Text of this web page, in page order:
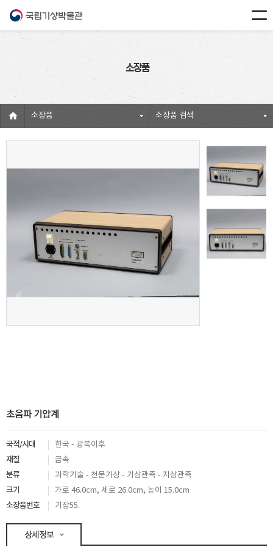
소장품
소장품 소장품 검색
초음파 기압계
국적/시대 한국 - 광복이후
재질 금속
분류 과학기술 - 천문기상 - 기상관측 - 지상관측
크기 가로 46.0cm, 세로 26.0cm, 높이 15.0cm
소장품번호 기장55.
상세정보